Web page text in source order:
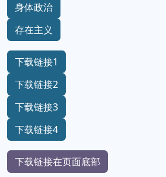
身体政治
存在主义
下载链接1
下载链接2
下载链接3
下载链接4
下载链接在页面底部